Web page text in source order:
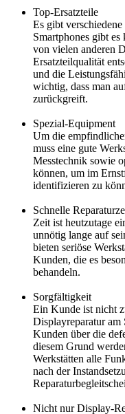
Top-Ersatzteile
Es gibt
Smartphones gibt
von vielen anderen
Ersatzteilqualität
und die
wichtig, dass man
zurückgreift.
Spezial-Equipment
Um die
muss eine gute
Messtechnik sowie
können, um im
identifizieren zu
Schnelle
Zeit ist heutzutage
unnötig lange auf
bieten seriöse
Kunden, die es
behandeln.
Sorgfältigkeit
Ein Kunde ist nicht
Displayreparatur am
Kunden über die
diesem Grund
Werkstätten alle
nach der
Nicht nur Display-